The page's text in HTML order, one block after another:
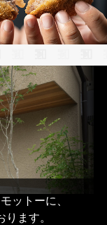
ットーに、
ます。